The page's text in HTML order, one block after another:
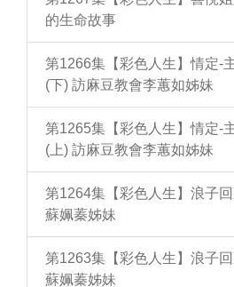
的生命故事
第1266集【彩色人生】情定-
(下) 訪麻豆教會李蕙如姊妹
第1265集【彩色人生】情定-
(上) 訪麻豆教會李蕙如姊妹
第1264集【彩色人生】浪子
蘇姵蓁姊妹
第1263集【彩色人生】浪子
蘇姵蓁姊妹